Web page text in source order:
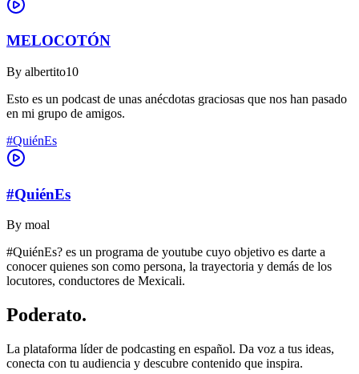
MELOCOTÓN
By albertito10
Esto es un podcast de unas anécdotas graciosas que nos han pasado
en mi grupo de amigos.
#QuiénEs
#QuiénEs
By moal
#QuiénEs? es un programa de youtube cuyo objetivo es darte a
conocer quienes son como persona, la trayectoria y demás de los
locutores, conductores de Mexicali.
Poderato.
La plataforma líder de podcasting en español. Da voz a tus ideas,
conecta con tu audiencia y descubre contenido que inspira.